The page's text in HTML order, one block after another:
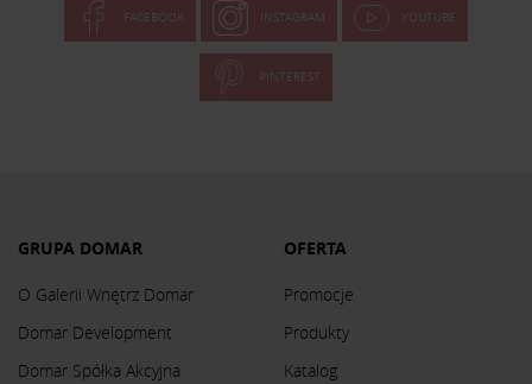
FACEBOOK INSTAGRAM YOUTUBE
PINTEREST
GRUPA DOMAR
O Galerii Wnętrz Domar
Domar Development
Domar Spółka Akcyjna
OFERTA
Promocje
Produkty
Katalog